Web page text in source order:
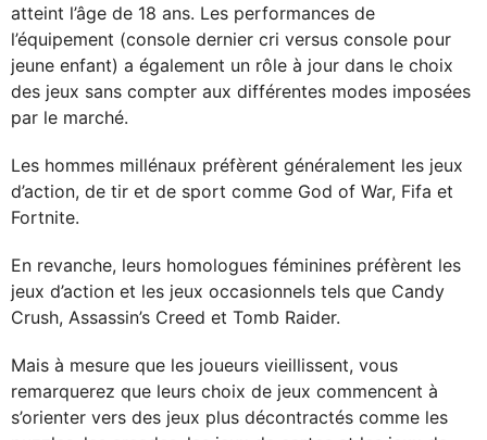
atteint l’âge de 18 ans. Les performances de
l’équipement (console dernier cri versus console pour
jeune enfant) a également un rôle à jour dans le choix
des jeux sans compter aux différentes modes imposées
par le marché.
Les hommes millénaux préfèrent généralement les jeux
d’action, de tir et de sport comme God of War, Fifa et
Fortnite.
En revanche, leurs homologues féminines préfèrent les
jeux d’action et les jeux occasionnels tels que Candy
Crush, Assassin’s Creed et Tomb Raider.
Mais à mesure que les joueurs vieillissent, vous
remarquerez que leurs choix de jeux commencent à
s’orienter vers des jeux plus décontractés comme les